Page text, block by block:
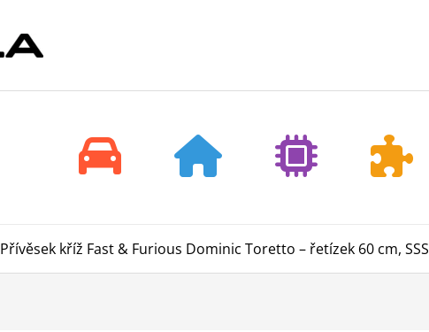
Přívěsek kříž Fast & Furious Dominic Toretto – řetízek 60 cm,